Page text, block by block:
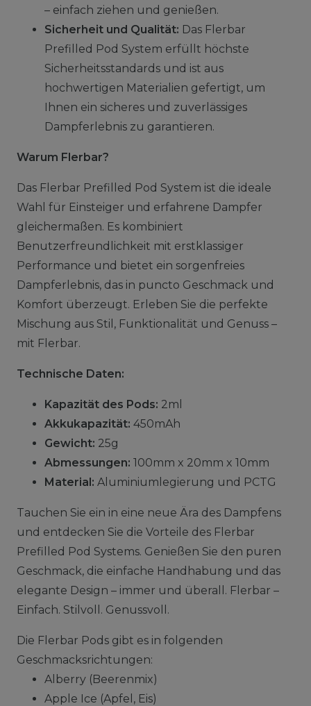
– einfach ziehen und genießen.
Sicherheit und Qualität: Das Flerbar
Prefilled Pod System erfüllt höchste
Sicherheitsstandards und ist aus
hochwertigen Materialien gefertigt, um
Ihnen ein sicheres und zuverlässiges
Dampferlebnis zu garantieren.
Warum Flerbar?
Das Flerbar Prefilled Pod System ist die ideale
Wahl für Einsteiger und erfahrene Dampfer
gleichermaßen. Es kombiniert
Benutzerfreundlichkeit mit erstklassiger
Performance und bietet ein sorgenfreies
Dampferlebnis, das in puncto Geschmack und
Komfort überzeugt. Erleben Sie die perfekte
Mischung aus Stil, Funktionalität und Genuss –
mit Flerbar.
Technische Daten:
Kapazität des Pods: 2ml
Akkukapazität: 450mAh
Gewicht: 25g
Abmessungen: 100mm x 20mm x 10mm
Material: Aluminiumlegierung und PCTG
Tauchen Sie ein in eine neue Ära des Dampfens
und entdecken Sie die Vorteile des Flerbar
Prefilled Pod Systems. Genießen Sie den puren
Geschmack, die einfache Handhabung und das
elegante Design – immer und überall. Flerbar –
Einfach. Stilvoll. Genussvoll.
Die Flerbar Pods gibt es in folgenden
Geschmacksrichtungen:
Alberry (Beerenmix)
Apple Ice (Apfel, Eis)